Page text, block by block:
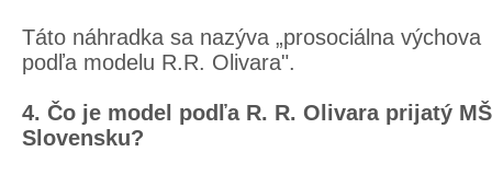
Táto náhradka sa nazýva „prosociálna výchova
podľa modelu R.R. Olivara".
4. Čo je model podľa R. R. Olivara prijatý
Slovensku?